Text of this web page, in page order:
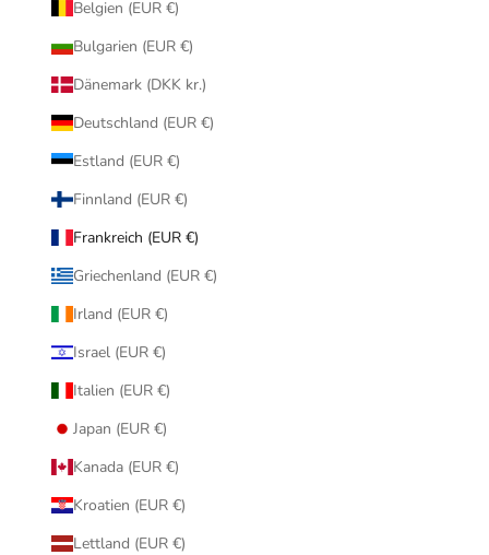
Belgien (EUR €)
Bulgarien (EUR €)
Dänemark (DKK kr.)
Deutschland (EUR €)
Estland (EUR €)
Finnland (EUR €)
Frankreich (EUR €)
Griechenland (EUR €)
Irland (EUR €)
Israel (EUR €)
Italien (EUR €)
Japan (EUR €)
Kanada (EUR €)
Kroatien (EUR €)
Lettland (EUR €)